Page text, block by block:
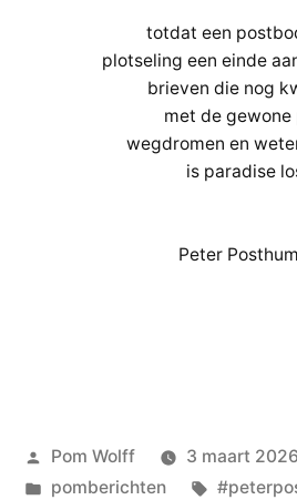
totdat een
plotseling een einde
brieven die nog
met de gewone
wegdromen en
is paradise
Peter
Geplaatst
door
Pom Wolff
3 maart 2026
Geplaatst
pomberichten Tags: